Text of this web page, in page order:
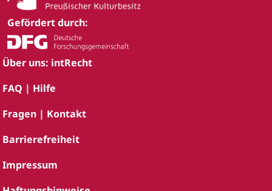
Gefördert durch:
Über uns: intRecht
FAQ | Hilfe
Fragen | Kontakt
Barrierefreiheit
Impressum